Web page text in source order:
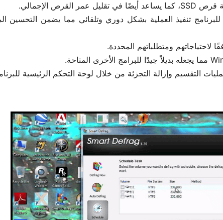
تنفيذ العملية بشكل دوري وتلقائي مما يضمن التحسين
لاحتياجاتهم ومتطلباتهم المحددة.
التقسيم وإزالة التجزئة من خلال لوحة التحكم الرئيسية